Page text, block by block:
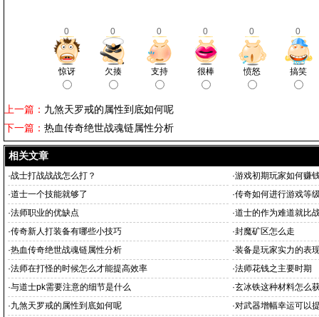
0 0 0 0 0 0
惊讶 欠揍 支持 很棒 愤怒 搞笑
上一篇： 九煞天罗戒的属性到底如何呢
下一篇： 热血传奇绝世战魂链属性分析
相关文章
·战士打战战战怎么打？ ·游戏初期玩家如何赚
·道士一个技能就够了 ·传奇如何进行游戏等
·法师职业的优缺点 ·道士的作为难道就比
·传奇新人打装备有哪些小技巧 ·封魔矿区怎么走
·热血传奇绝世战魂链属性分析 ·装备是玩家实力的表
·法师在打怪的时候怎么才能提高效率 ·法师花钱之主要时期
·与道士pk需要注意的细节是什么 ·玄冰铁这种材料怎么
·九煞天罗戒的属性到底如何呢 ·对武器增幅幸运可以